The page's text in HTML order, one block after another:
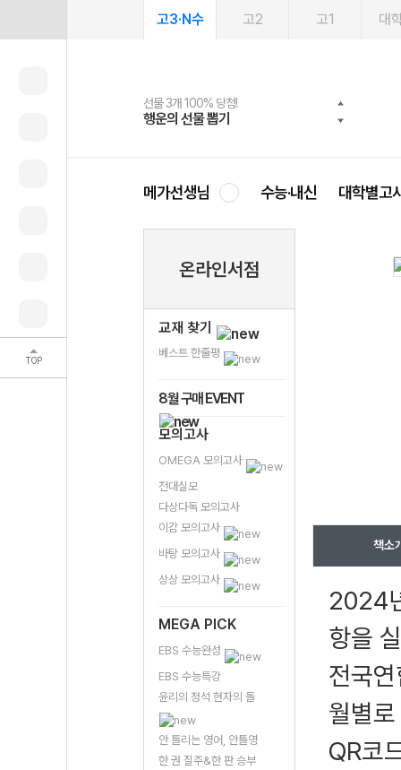
TOP
고3·N수 고2 고1 대
선물 3개 100% 당첨!
행운의 선물 뽑기
선물 100% 증정!
메가스터디 X 올리브
여름방학 스터디 캐시백
메가런 썸머스쿨
2027 러셀 단과
강사 공개선발
스마트러닝앱
설문 EVENT
메가패스
3일 무료 체험권
메가패스 수강생 무료혜택!
메가클럽 멤버십
사회공헌 캠페인
희망이룸 메가나눔
메가선생님 수능·내신 대학별고
온라인서점
교재 찾기
베스트 한줄평
8월 구매 EVENT
모의고사
OMEGA 모의고사
전대실모
다상다독 모의고사
이감 모의고사
바탕 모의고사
상상 모의고사
MEGA PICK
EBS 수능완성
EBS 수능특강
윤리의 정석 현자의 돌
안 틀리는 영어, 안틀영
한 권 질주&한 판 승부
책소
2024
항을
전국
월별
QR코